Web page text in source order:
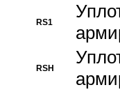
RS1
RSH